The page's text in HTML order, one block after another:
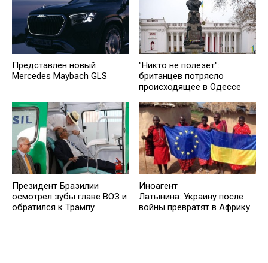
Представлен новый
Mercedes Maybach GLS
"Никто не полезет":
британцев потрясло
происходящее в Одессе
Президент Бразилии
осмотрел зубы главе ВОЗ и
обратился к Трампу
Иноагент
Латынина: Украину после
войны превратят в Африку